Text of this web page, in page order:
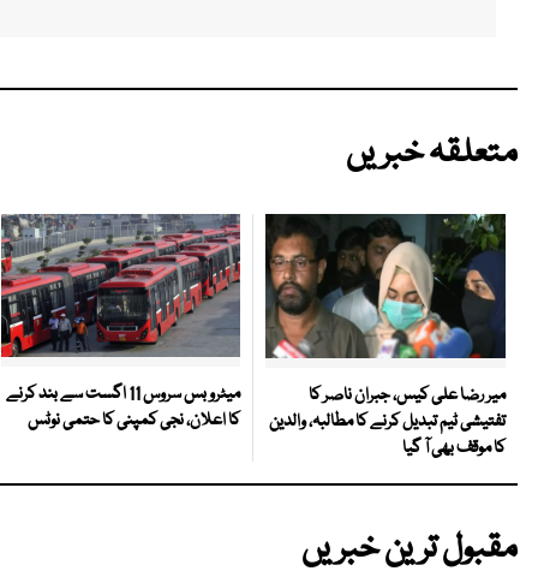
متعلقہ خبریں
میر رضا علی کیس، جبران ناصر کا
تفتیشی ٹیم تبدیل کرنے کا مطالبہ، والدین
کا موقف بھی آ گیا
میٹرو بس سروس 11 اگست سے بند کرنے
کا اعلان، نجی کمپنی کا حتمی نوٹس
مقبول ترین خبریں